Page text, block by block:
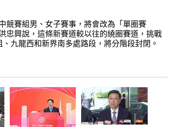
競賽組男、女子賽事，將會改為「單圈賽
忠興說，這條新賽道較以往的繞圈賽道，挑戰
九龍西和新界南多處路段，將分階段封閉。